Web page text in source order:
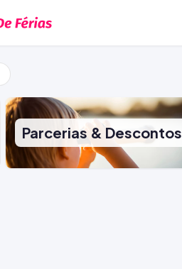
Parcerias & Descontos